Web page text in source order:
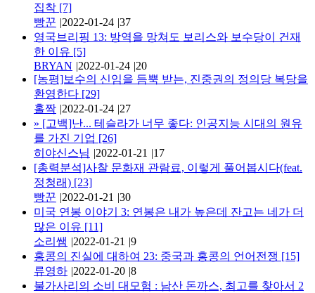
집착 [7]
빵꾼 |2022-01-24 |37
영국브리핑 13: 방역을 망쳐도 보리스와 보수당이 건재
한 이유 [5]
BRYAN |2022-01-24 |20
[농평]보수의 신임을 듬뿍 받는, 진중권의 정의당 복당을
환영한다 [29]
홀짝 |2022-01-24 |27
» [고백]난... 테슬라가 너무 좋다: 인공지능 시대의 원유
를 가진 기업 [26]
히야신스님 |2022-01-21 |17
[총력분석]사찰 문화재 관람료, 이렇게 풀어봅시다(feat.
정청래) [23]
빵꾼 |2022-01-21 |30
미국 연봉 이야기 3: 연봉은 내가 높은데 잔고는 네가 더
많은 이유 [11]
소리쌤 |2022-01-21 |9
홍콩의 진실에 대하여 23: 중국과 홍콩의 언어전쟁 [15]
류영하 |2022-01-20 |8
불가사리의 소비 대모험 : 남산 돈까스, 최고를 찾아서 2